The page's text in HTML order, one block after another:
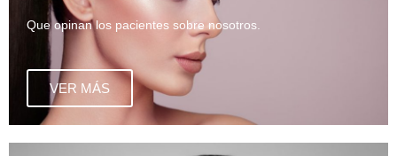
Que opinan los pacientes sobre nosotros.
VER MÁS